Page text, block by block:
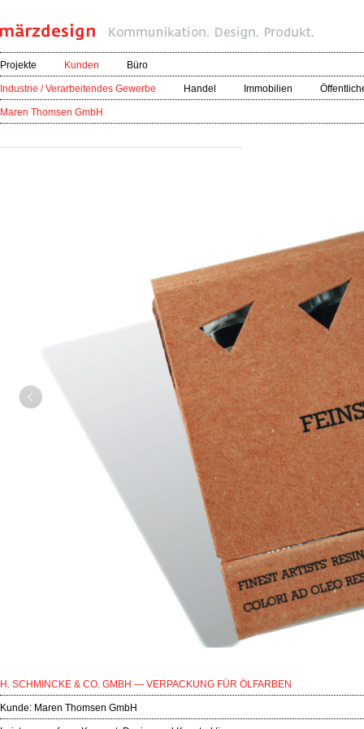
Projekte Kunden Büro
Industrie / Verarbeitendes Gewerbe Handel Immobilien
Maren Thomsen GmbH
H. SCHMINCKE & CO. GMBH — VERPACKUNG FÜR ÖLFARBEN
Kunde: Maren Thomsen GmbH